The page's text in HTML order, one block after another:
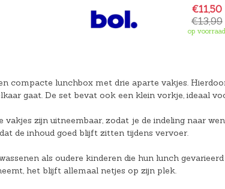
€11,50
€13,99
op voorraad
compacte lunchbox met drie aparte vakjes.
gaat. De set bevat ook een klein vorkje, ideaal
zijn uitneembaar, zodat je de indeling naar
de inhoud goed blijft zitten tijdens vervoer.
als oudere kinderen die hun lunch
het blijft allemaal netjes op zijn plek.